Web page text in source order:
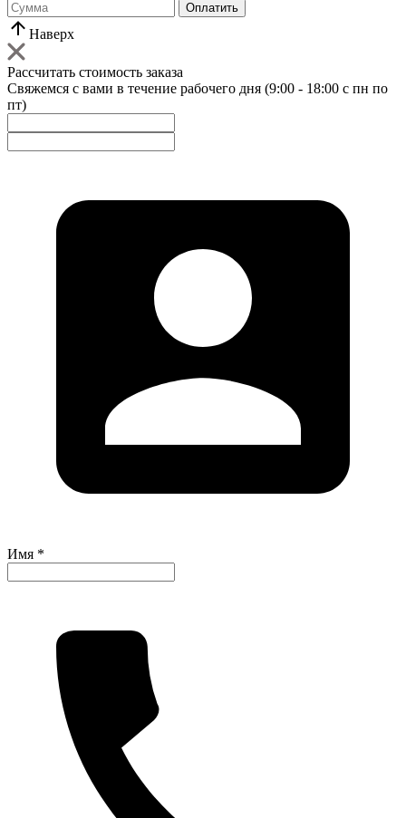
Оплатить
Наверх
Рассчитать стоимость заказа
Свяжемся с вами в течение рабочего дня (9:00 - 18:00 с пн по
пт)
Имя *